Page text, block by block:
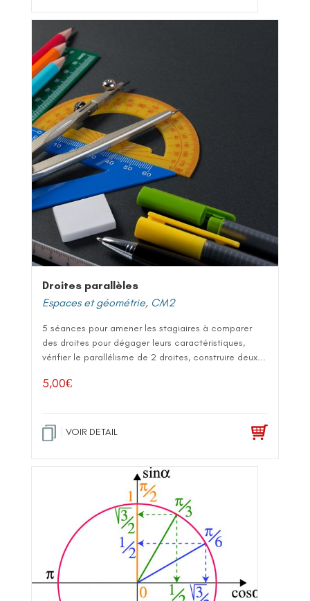
Droites parallèles
Espaces et géométrie, CM2
5 séances pour amener les stagiaires à comparer
des droites pour dégager leurs caractéristiques,
vérifier le parallélisme de 2 droites, construire deux...
5,00€
VOIR DETAIL